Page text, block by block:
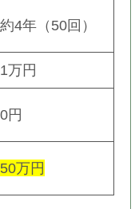
約4年（50回）
1万円
0円
50万円